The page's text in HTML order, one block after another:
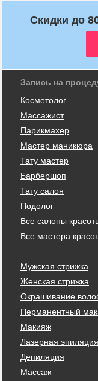
Скидки до
Запись на
Косметолог
Массажист
Парикмахер
Мастер маникюра
Тату мастер
Барбершоп
Тату салон
Подолог
Все салоны
Все мастера
Мужская стрижка
Женская стрижка
Окрашивание
Перманентный
Макияж
Лазерная эпиляция
Депиляция
Массаж